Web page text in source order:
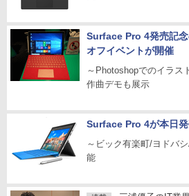
Surface Pro 4発売記
オフイベントが開催
～Photoshopでのイラス
作曲デモも展示
Surface Pro 4が本日
～ビック有楽町/ヨドバ
能